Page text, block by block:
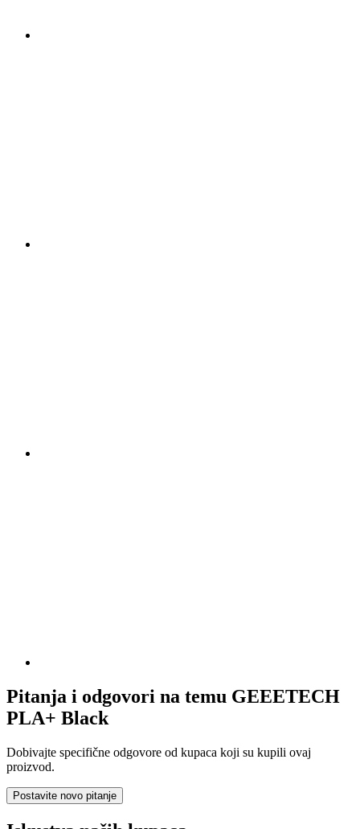
Pitanja i odgovori na temu GEEETECH
PLA+ Black
Dobivajte specifične odgovore od kupaca koji su kupili ovaj
proizvod.
Postavite novo pitanje